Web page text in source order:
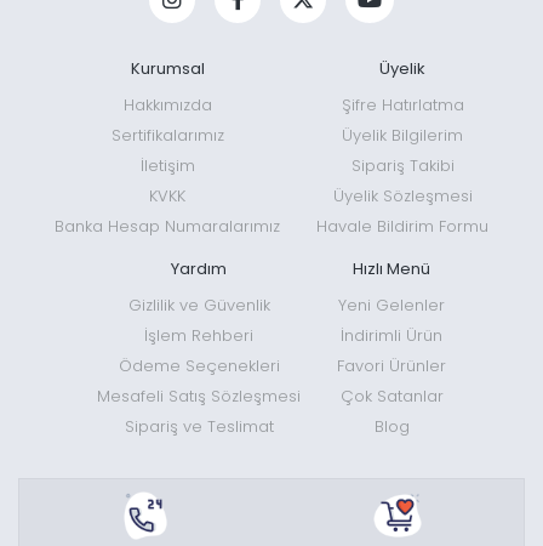
Kurumsal
Hakkımızda
Sertifikalarımız
İletişim
KVKK
Banka Hesap Numaralarımız
Üyelik
Şifre Hatırlatma
Üyelik Bilgilerim
Sipariş Takibi
Üyelik Sözleşmesi
Havale Bildirim Formu
Yardım
Gizlilik ve Güvenlik
İşlem Rehberi
Ödeme Seçenekleri
Mesafeli Satış Sözleşmesi
Sipariş ve Teslimat
Hızlı Menü
Yeni Gelenler
İndirimli Ürün
Favori Ürünler
Çok Satanlar
Blog